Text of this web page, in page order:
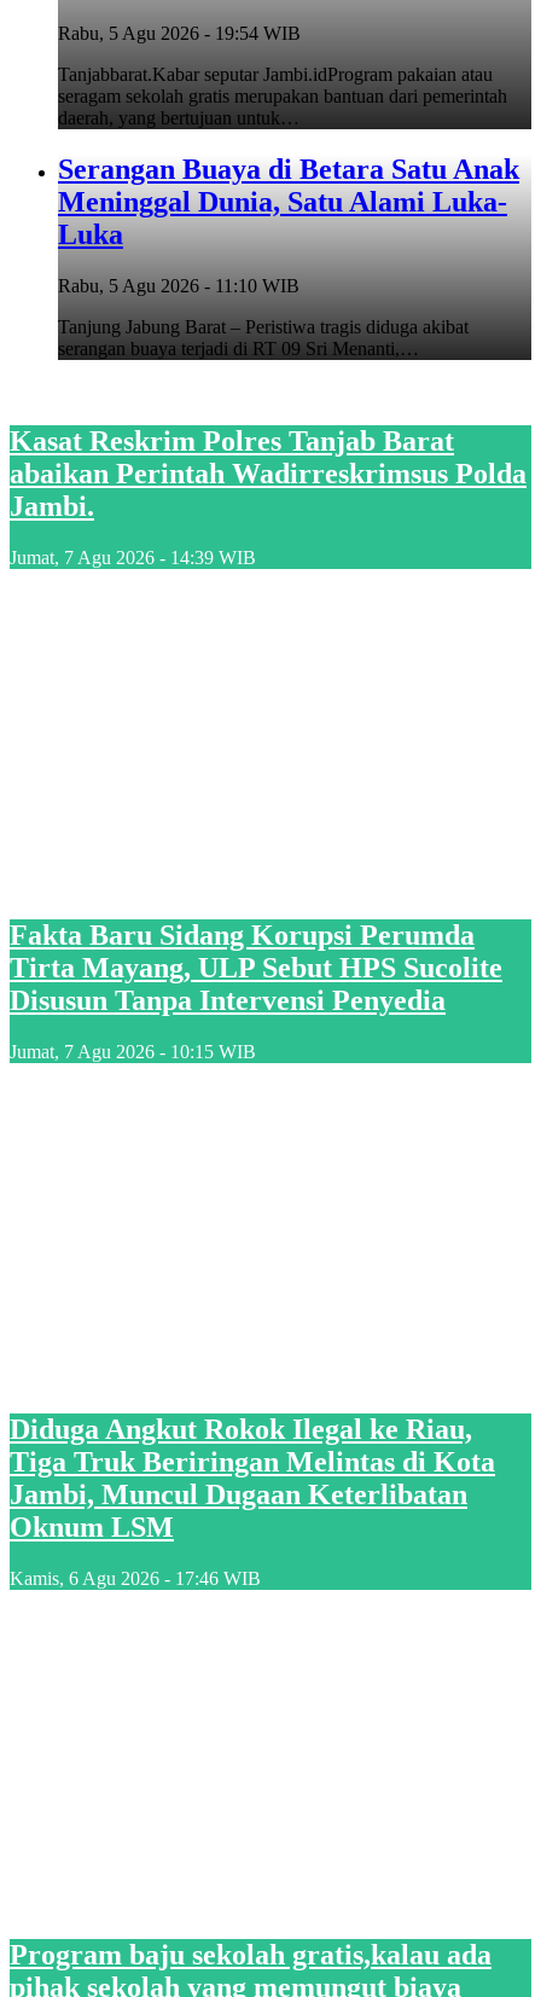
Rabu, 5 Agu 2026 - 19:54 WIB
Tanjabbarat.Kabar seputar Jambi.idProgram pakaian atau
seragam sekolah gratis merupakan bantuan dari pemerintah
daerah, yang bertujuan untuk…
Serangan Buaya di Betara Satu Anak
Meninggal Dunia, Satu Alami Luka-
Luka
Rabu, 5 Agu 2026 - 11:10 WIB
Tanjung Jabung Barat – Peristiwa tragis diduga akibat
serangan buaya terjadi di RT 09 Sri Menanti,…
Kasat Reskrim Polres Tanjab Barat
abaikan Perintah Wadirreskrimsus Polda
Jambi.
Jumat, 7 Agu 2026 - 14:39 WIB
Fakta Baru Sidang Korupsi Perumda
Tirta Mayang, ULP Sebut HPS Sucolite
Disusun Tanpa Intervensi Penyedia
Jumat, 7 Agu 2026 - 10:15 WIB
Diduga Angkut Rokok Ilegal ke Riau,
Tiga Truk Beriringan Melintas di Kota
Jambi, Muncul Dugaan Keterlibatan
Oknum LSM
Kamis, 6 Agu 2026 - 17:46 WIB
Program baju sekolah gratis,kalau ada
pihak sekolah yang memungut biaya